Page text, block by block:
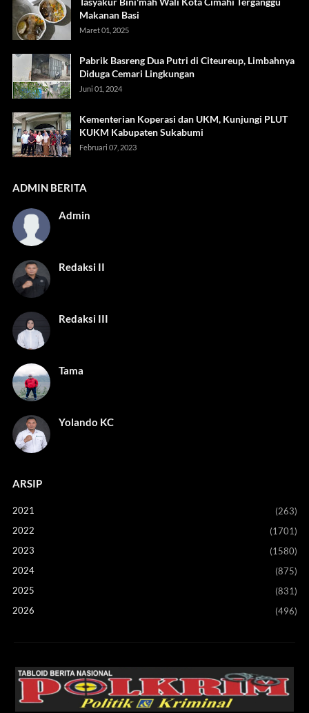
Makanan Basi
Maret 01, 2025
Pabrik Basreng Dua Putri di Citeureup, Limbahnya
Diduga Cemari Lingkungan
Juni 01, 2024
Kementerian Koperasi dan UKM, Kunjungi PLUT
KUKM Kabupaten Sukabumi
Februari 07, 2023
ADMIN BERITA
Admin
Redaksi II
Redaksi III
Tama
Yolando KC
ARSIP
2021
(263)
2022
(1701)
2023
(1580)
2024
(875)
2025
(831)
2026
(496)